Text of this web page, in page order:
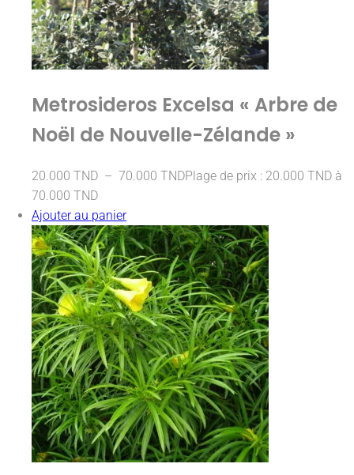
Metrosideros Excelsa « Arbre de
Noël de Nouvelle-Zélande »
20.000 TND – 70.000 TNDPlage de prix : 20.000 TND à
70.000 TND
Ajouter au panier